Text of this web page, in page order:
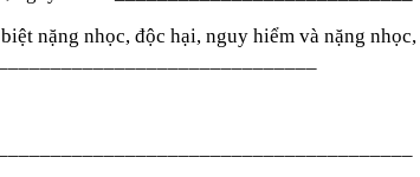
nặng nhọc, độc hại, nguy hiểm và nặng